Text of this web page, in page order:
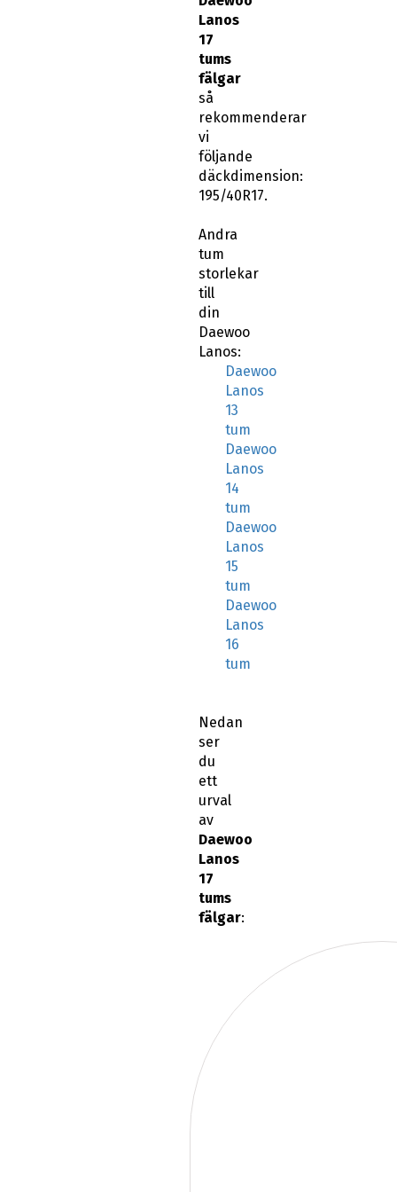
Lanos
17
tums
fälgar
så
rekommenderar
vi
följande
däckdimension:
195/40R17.
Andra
tum
storlekar
till
din
Daewoo
Lanos:
Daewoo
Lanos
13
tum
Daewoo
Lanos
14
tum
Daewoo
Lanos
15
tum
Daewoo
Lanos
16
tum
Nedan
ser
du
ett
urval
av
Daewoo
Lanos
17
tums
fälgar: